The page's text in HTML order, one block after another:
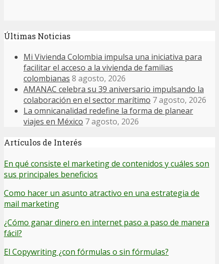
Últimas Noticias
Mi Vivienda Colombia impulsa una iniciativa para
facilitar el acceso a la vivienda de familias
colombianas 8 agosto, 2026
AMANAC celebra su 39 aniversario impulsando la
colaboración en el sector marítimo 7 agosto, 2026
La omnicanalidad redefine la forma de planear
viajes en México 7 agosto, 2026
Artículos de Interés
En qué consiste el marketing de contenidos y cuáles son
sus principales beneficios
Como hacer un asunto atractivo en una estrategia de
mail marketing
¿Cómo ganar dinero en internet paso a paso de manera
fácil?
El Copywriting ¿con fórmulas o sin fórmulas?